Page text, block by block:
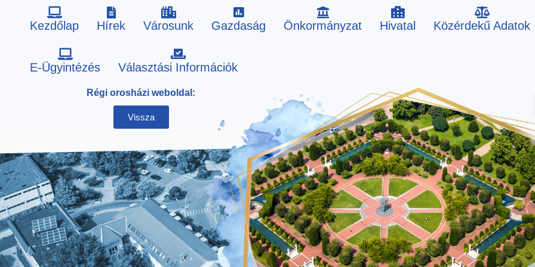
Kezdőlap Hírek Városunk Gazdaság Önkormányzat Hivatal Közérdekű Adatok
E-Ügyintézés Választási Információk
Régi orosházi weboldal:
Vissza